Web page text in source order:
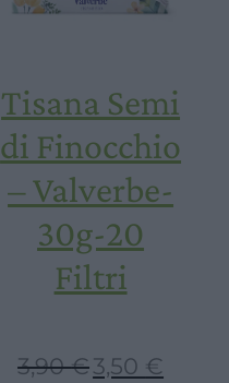
Tisana Semi
di Finocchio
– Valverbe-
30g-20
Filtri
3,90€ Il
3,50 €